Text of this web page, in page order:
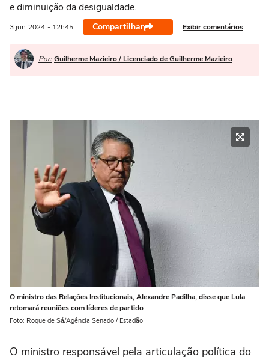
e diminuição da desigualdade.
3 jun 2024 - 12h45 Compartilhar Exibir comentários
Por: Guilherme Mazieiro / Licenciado de Guilherme Mazieiro
O ministro das Relações Institucionais, Alexandre Padilha, disse que Lula
retomará reuniões com líderes de partido
Foto: Roque de Sá/Agência Senado / Estadão
O ministro responsável pela articulação política do